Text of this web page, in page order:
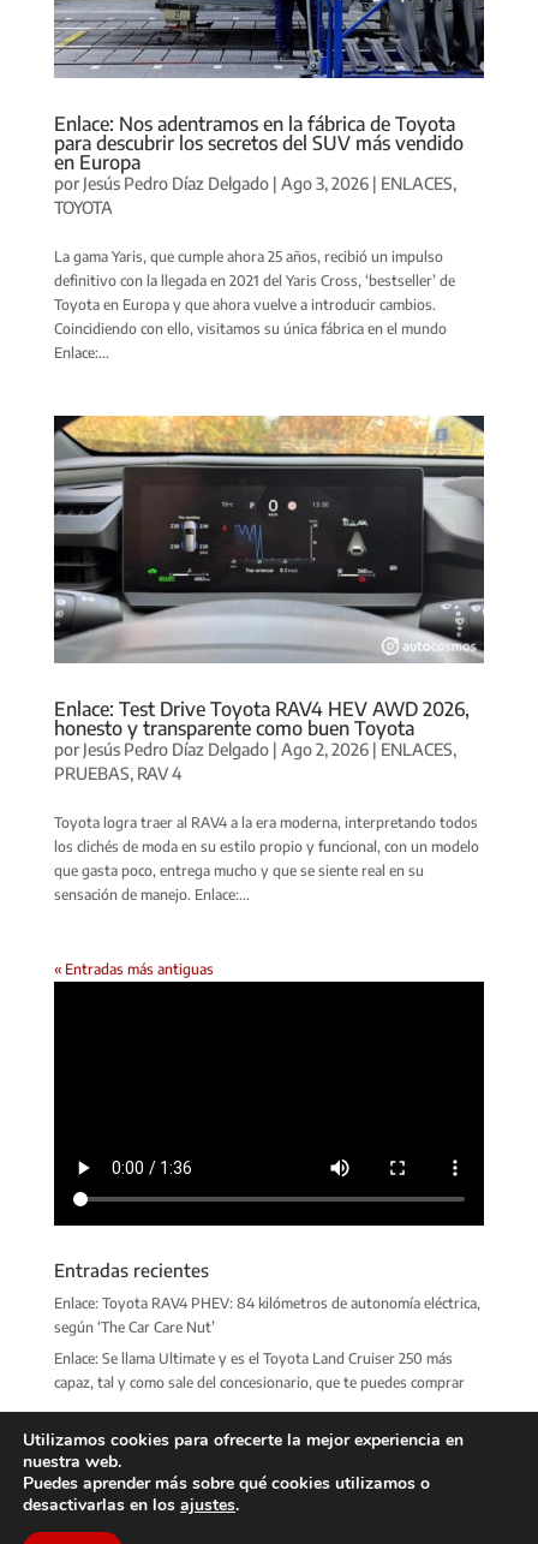
Enlace: Nos adentramos en la fábrica de Toyota
para descubrir los secretos del SUV más vendido
en Europa
por Jesús Pedro Díaz Delgado| Ago 3, 2026| ENLACES,
TOYOTA
La gama Yaris, que cumple ahora 25 años, recibió un impulso
definitivo con la llegada en 2021 del Yaris Cross, ‘bestseller’ de
Toyota en Europa y que ahora vuelve a introducir cambios.
Coincidiendo con ello, visitamos su única fábrica en el mundo
Enlace:...
Enlace: Test Drive Toyota RAV4 HEV AWD 2026,
honesto y transparente como buen Toyota
por Jesús Pedro Díaz Delgado| Ago 2, 2026| ENLACES,
PRUEBAS, RAV 4
Toyota logra traer al RAV4 a la era moderna, interpretando todos
los clichés de moda en su estilo propio y funcional, con un modelo
que gasta poco, entrega mucho y que se siente real en su
sensación de manejo. Enlace:...
« Entradas más antiguas
Entradas recientes
Enlace: Toyota RAV4 PHEV: 84 kilómetros de autonomía eléctrica,
según ‘The Car Care Nut’
Enlace: Se llama Ultimate y es el Toyota Land Cruiser 250 más
capaz, tal y como sale del concesionario, que te puedes comprar
Club RAV4 España
Utilizamos cookies para ofrecerte la mejor experiencia en
nuestra web.
Puedes aprender más sobre qué cookies utilizamos o
desactivarlas en los ajustes.